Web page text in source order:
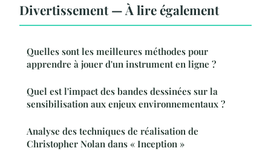
Divertissement — À lire également
Quelles sont les meilleures méthodes pour
apprendre à jouer d'un instrument en ligne ?
Quel est l'impact des bandes dessinées sur la
sensibilisation aux enjeux environnementaux ?
Analyse des techniques de réalisation de
Christopher Nolan dans « Inception »